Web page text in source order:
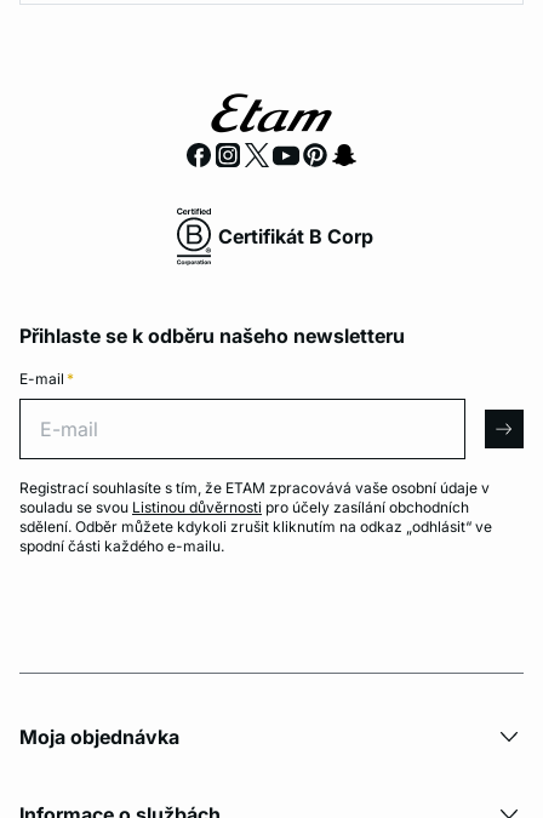
Certifikát B Corp
Přihlaste se k odběru našeho newsletteru
E-mail *
Registrací souhlasíte s tím, že ETAM zpracovává vaše osobní údaje v
souladu se svou Listinou důvěrnosti pro účely zasílání obchodních
sdělení. Odběr můžete kdykoli zrušit kliknutím na odkaz „odhlásit“ ve
spodní části každého e-mailu.
Moja objednávka